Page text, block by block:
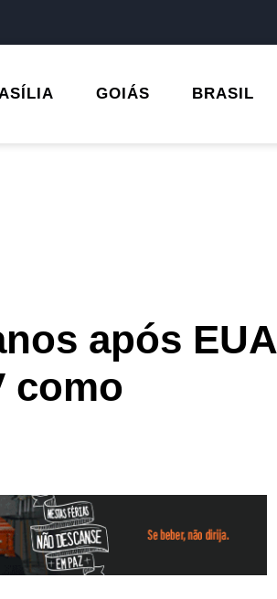
GOIÁS BRASIL
após EUA
como